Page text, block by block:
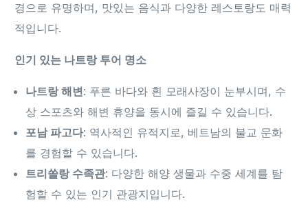
경으로 유명하며, 맛있는 음식과 다양한 레스토랑도 매력
적입니다.
인기 있는 나트랑 투어 명소
나트랑 해변: 푸른 바다와 흰 모래사장이 눈부시며, 수
상 스포츠와 해변 휴양을 동시에 즐길 수 있습니다.
포남 파고다: 역사적인 유적지로, 베트남의 불교 문화
를 경험할 수 있습니다.
트리쏠랑 수족관: 다양한 해양 생물과 수중 세계를 탐
험할 수 있는 인기 관광지입니다.